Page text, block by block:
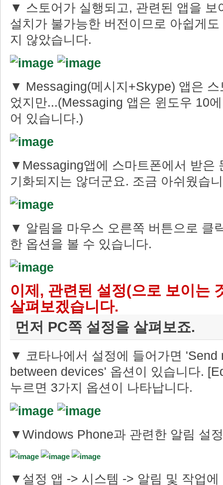
▼ 스토어가 실행되고, 관련된 앱을 보
설치가 불가능한 버전이므로 아쉽게
지 않았습니다.
▼ Messaging(메시지+Skype) 앱은 스
었지만...(Messaging 앱은 윈도우 10
어 있습니다.)
▼Messaging앱에 스마트폰에서 받은
기화되지는 않더군요. 조금 아쉬웠습
▼ 알림을 마우스 오른쪽 버튼으로 클
한 옵션을 볼 수 있습니다.
이제, 관련된 설정(으로 보이는
살펴보겠습니다.
먼저 PC쪽 설정을 살펴보죠.
▼ 코타나에서 설정에 들어가면 'Send
between devices' 옵션이 있습니다.
누르면 3가지 옵션이 나타납니다.
▼Windows Phone과 관련한 알림 설
▼설정 앱 -> 시스템 -> 알림 및 작업에